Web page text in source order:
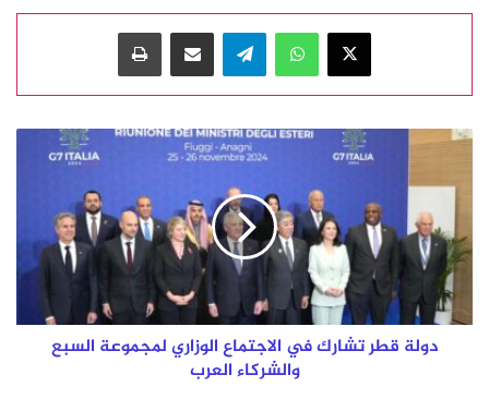
‫X
واتسابتيلقراممشاركة عبر البريد طباعة
دولة
تشارك
في
الاجتماع
الوزاري
لمجموعة
السبع
والشركاء
العربدولة قطر تشارك في الاجتماع الوزاري لمجموعة السبع
والشركاء العرب